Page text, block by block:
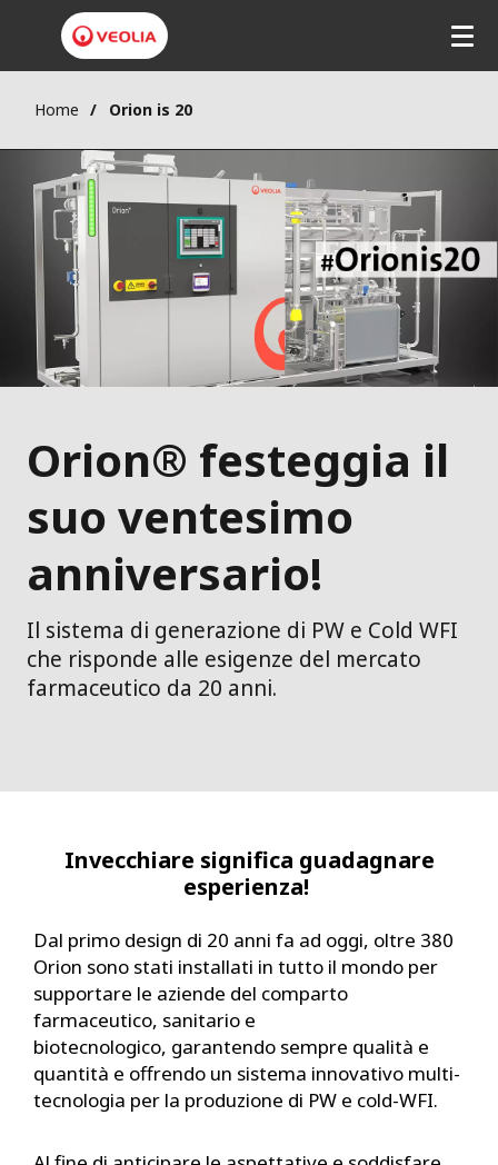
Home Orion is 20
Orion® festeggia il
suo ventesimo
anniversario!
Il sistema di generazione di PW e Cold WFI
che risponde alle esigenze del mercato
farmaceutico da 20 anni.
Invecchiare significa guadagnare
esperienza!
Dal primo design di 20 anni fa ad oggi, oltre 380
Orion sono stati installati in tutto il mondo per
supportare le aziende del comparto
farmaceutico, sanitario e
biotecnologico, garantendo sempre qualità e
quantità e offrendo un sistema innovativo multi-
tecnologia per la produzione di PW e cold-WFI.